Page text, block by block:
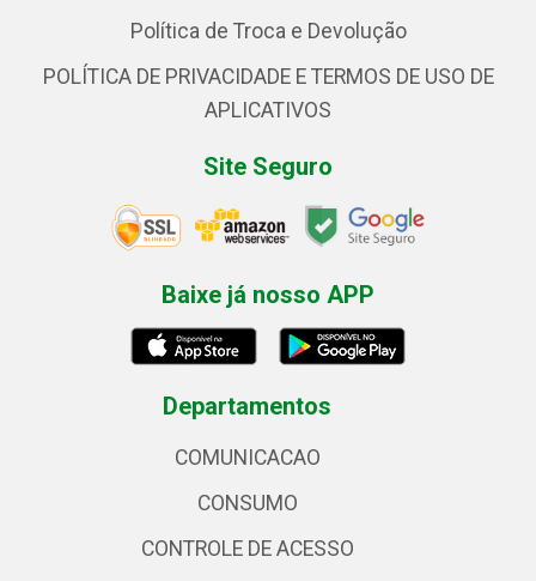
Política de Troca e Devolução
POLÍTICA DE PRIVACIDADE E TERMOS DE USO DE
APLICATIVOS
Site Seguro
Baixe já nosso APP
Departamentos
COMUNICACAO
CONSUMO
CONTROLE DE ACESSO